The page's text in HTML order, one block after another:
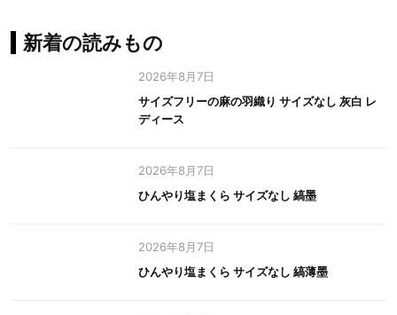
新着の読みもの
2026年8月7日
サイズフリーの麻の羽織り サイズなし 灰白 レ
ディース
2026年8月7日
ひんやり塩まくら サイズなし 縞墨
2026年8月7日
ひんやり塩まくら サイズなし 縞薄墨